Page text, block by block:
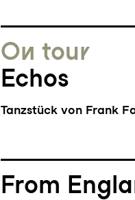
On tour
Echos
Tanzstück von Frank
From